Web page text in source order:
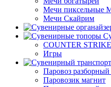
Мечи пиксельные
Мечи Скайрим
COUNTER STRIKE
Игры
Паровоз разборный
Паровозик магнит